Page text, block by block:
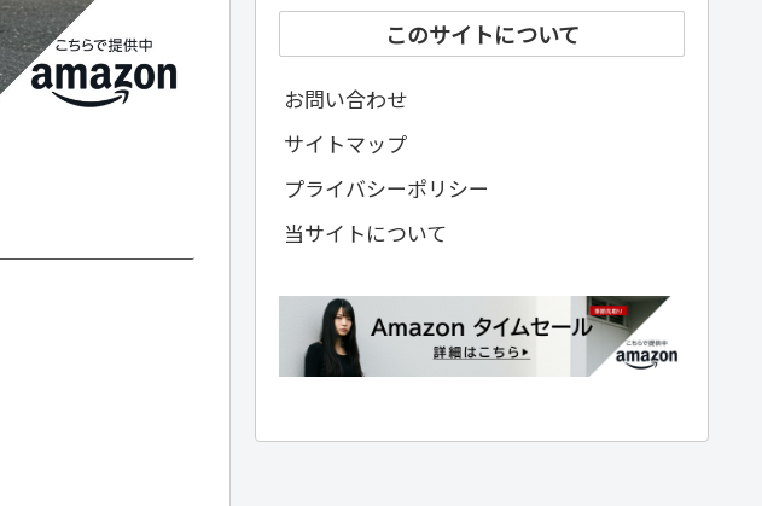
このサイトについて
お問い合わせ
サイトマップ
プライバシーポリシー
当サイトについて